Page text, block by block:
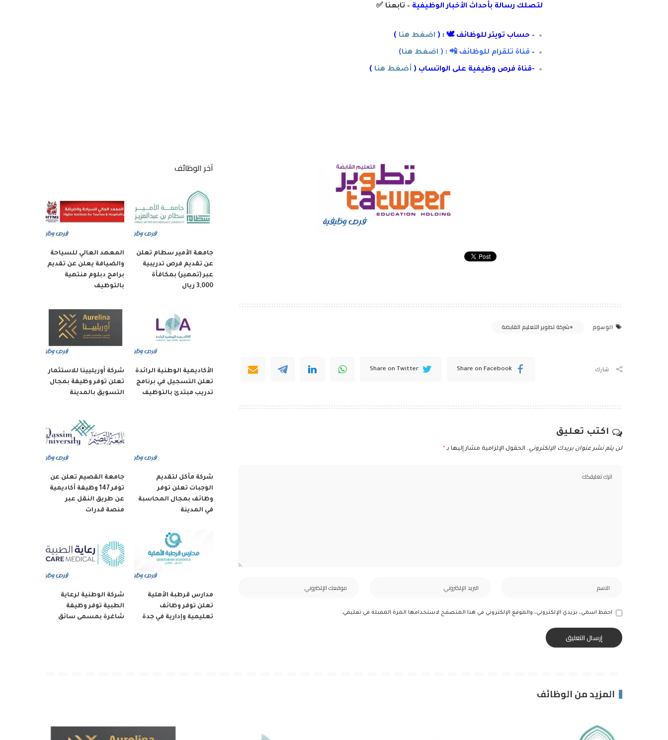
لتصلك رسالة بأحداث الأخبار الوظيفية – تابعنا ✅
– حساب تويتر للوظائف 🕊 : ( اضغط هنا )
– قناة تلقرام للوظائف 📲 : ( اضغط هنا)
-قناة فرص وظيفية على الواتساب ( أضغط هنا )
الوسوم شركة تطوير التعليم القابضة
شارك Share on Facebook
Share on Twitter
اكتب تعليق
لن يتم نشر عنوان بريدك الإلكتروني. الحقول الإلزامية مشار إليها بـ *
احفظ اسمي، بريدي الإلكتروني، والموقع الإلكتروني في هذا المتصفح لاستخدامها المرة المقبلة في تعليقي.
آخر الوظائف
جامعة الأمير سطام تعلن
عن تقديم فرص تدريبية
عبر (تمهير) بمكافأة
3,000 ريال
المعهد العالي للسياحة
والضيافة يعلن عن تقديم
برامج دبلوم منتهية
بالتوظيف
الأكاديمية الوطنية الرائدة
تعلن التسجيل في برنامج
تدريب مبتدئ بالتوظيف
شركة أوريليينا للاستثمار
تعلن توفر وظيفة بمجال
التسويق بالمدينة
شركة مأكل لتقديم
الوجبات تعلن توفر
وظائف بمجال المحاسبة
في المدينة
جامعة القصيم تعلن عن
توفر 147 وظيفة أكاديمية
عن طريق النقل عبر
منصة قدرات
مدارس قرطبة الأهلية
تعلن توفر وظائف
تعليمية وإدارية في جدة
شركة الوطنية لرعاية
الطبية توفر وظيفة
شاغرة بمسمى سائق
المزيد من الوظائف